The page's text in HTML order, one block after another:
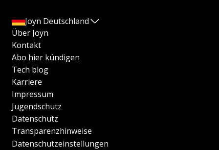
Joyn Deutschland
Über Joyn
Kontakt
Abo hier kündigen
Tech blog
Karriere
Impressum
Jugendschutz
Datenschutz
Transparenzhinweise
Datenschutzeinstellungen